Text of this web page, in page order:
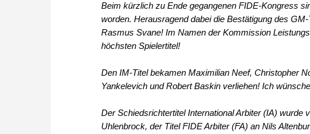
Beim kürzlich zu Ende gegangenen FIDE-Kongress
worden. Herausragend dabei die Bestätigung des
Rasmus Svane! Im Namen der Kommission
höchsten Spielertitel!
Den IM-Titel bekamen Maximilian Neef, Christopher
Yankelevich und Robert Baskin verliehen! Ich
Der Schiedsrichtertitel International Arbiter (IA) wurde
Uhlenbrock, der Titel FIDE Arbiter (FA) an Nils